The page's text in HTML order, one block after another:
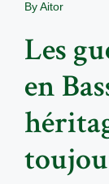
ByAitor
Les
en